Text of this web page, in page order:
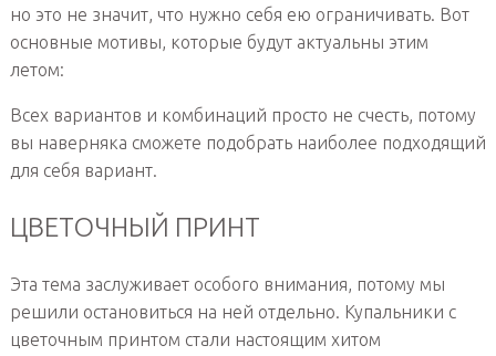
но это не значит, что нужно себя ею ограничивать. Вот
основные мотивы, которые будут актуальны этим
летом:
Всех вариантов и комбинаций просто не счесть, потому
вы наверняка сможете подобрать наиболее подходящий
для себя вариант.
ЦВЕТОЧНЫЙ ПРИНТ
Эта тема заслуживает особого внимания, потому мы
решили остановиться на ней отдельно. Купальники с
цветочным принтом стали настоящим хитом